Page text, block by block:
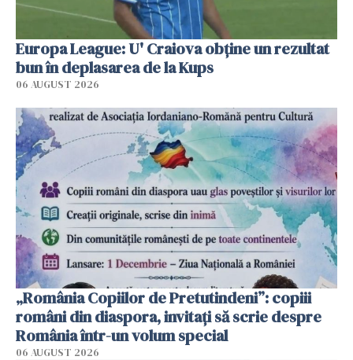
Europa League: U' Craiova obține un rezultat
bun în deplasarea de la Kups
06 AUGUST 2026
„România Copiilor de Pretutindeni”: copiii
români din diaspora, invitați să scrie despre
România într-un volum special
06 AUGUST 2026